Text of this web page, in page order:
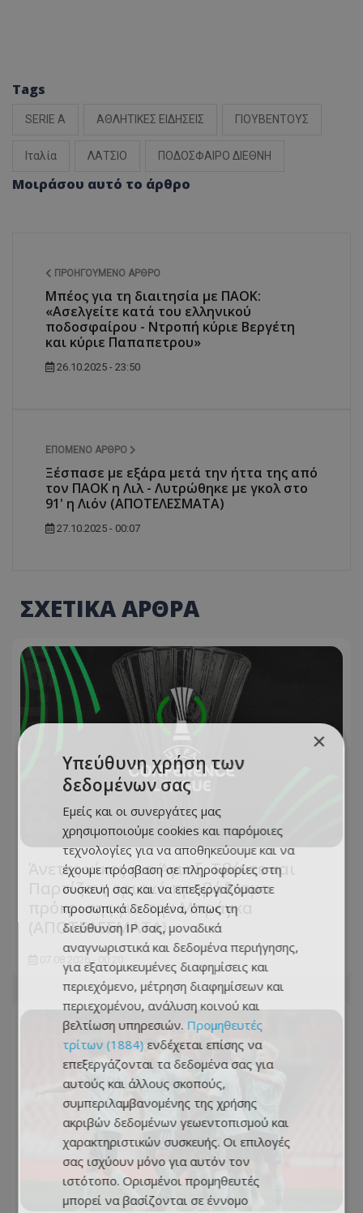
Tags
SERIE A ΑΘΛΗΤΙΚΕΣ ΕΙΔΗΣΕΙΣ ΓΙΟΥΒΕΝΤΟΥΣ
Ιταλία ΛΑΤΣΙΟ ΠΟΔΟΣΦΑΙΡΟ ΔΙΕΘΝΗ
Μοιράσου αυτό το άρθρο
ΠΡΟΗΓΟΎΜΕΝΟ ΆΡΘΡΟ
Μπέος για τη διαιτησία με ΠΑΟΚ:
«Ασελγείτε κατά του ελληνικού
ποδοσφαίρου - Ντροπή κύριε Βεργέτη
και κύριε Παπαπετρου»
26.10.2025 - 23:50
ΕΠΌΜΕΝΟ ΆΡΘΡΟ
Ξέσπασε με εξάρα μετά την ήττα της από
τον ΠΑΟΚ η Λιλ - Λυτρώθηκε με γκολ στο
91' η Λιόν (ΑΠΟΤΕΛΕΣΜΑΤΑ)
27.10.2025 - 00:07
ΣΧΕΤΙΚΑ ΑΡΘΡΑ
Άνετες νίκες για Άγιαξ, Τβέντε και
Παρτίζαν, οριακό προβάδισμα
πρόκρισης για την Μπράγκα
(ΑΠΟΤΕΛΕΣΜΑΤΑ)
07.08.2026 - 00:20
×
Υπεύθυνη χρήση των
δεδομένων σας
Εμείς και οι συνεργάτες μας
χρησιμοποιούμε cookies και παρόμοιες
τεχνολογίες για να αποθηκεύουμε και να
έχουμε πρόσβαση σε πληροφορίες στη
συσκευή σας και να επεξεργαζόμαστε
προσωπικά δεδομένα, όπως τη
διεύθυνση IP σας, μοναδικά
αναγνωριστικά και δεδομένα περιήγησης,
για εξατομικευμένες διαφημίσεις και
περιεχόμενο, μέτρηση διαφημίσεων και
περιεχομένου, ανάλυση κοινού και
βελτίωση υπηρεσιών. Προμηθευτές
τρίτων (1884) ενδέχεται επίσης να
επεξεργάζονται τα δεδομένα σας για
αυτούς και άλλους σκοπούς,
συμπεριλαμβανομένης της χρήσης
ακριβών δεδομένων γεωεντοπισμού και
χαρακτηριστικών συσκευής. Οι επιλογές
σας ισχύουν μόνο για αυτόν τον
ιστότοπο. Ορισμένοι προμηθευτές
μπορεί να βασίζονται σε έννομο